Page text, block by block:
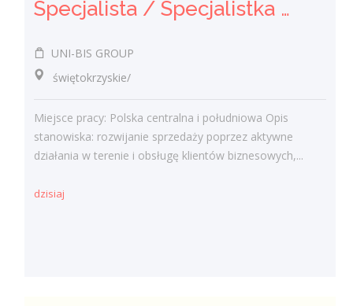
Specjalista / Specjalistka ds. sprzedaży rozwiązań technicznych
UNI-BIS GROUP
świętokrzyskie/
Miejsce pracy: Polska centralna i południowa Opis
stanowiska: rozwijanie sprzedaży poprzez aktywne
działania w terenie i obsługę klientów biznesowych,...
dzisiaj